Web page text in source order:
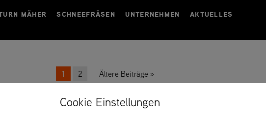
MÄHER SCHNEEFRÄSEN UNTERNEHMEN
AKTUELLES
Beiträge
1 2 Ältere Beiträge
Cookie Einstellungen